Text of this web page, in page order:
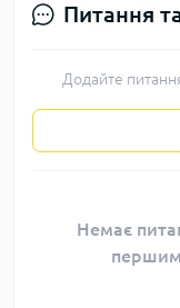
Питання
Додайте
Немає
першим